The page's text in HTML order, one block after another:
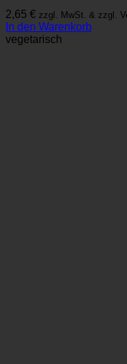
2,65 € zzgl. MwSt. & zzgl.
In den Warenkorb
vegetarisch